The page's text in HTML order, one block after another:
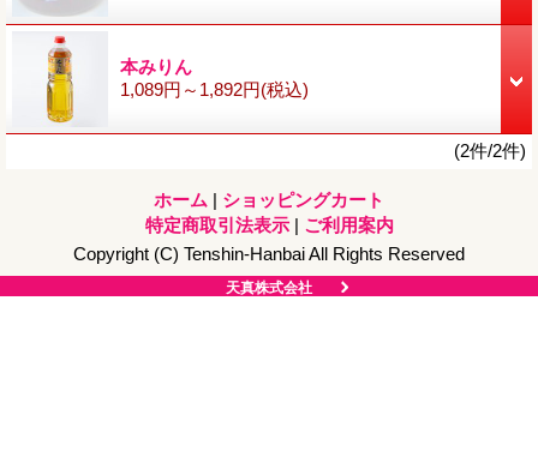
本みりん
1,089円～1,892円(税込)
(2件/2件)
ホーム | ショッピングカート
特定商取引法表示 | ご利用案内
Copyright (C) Tenshin-Hanbai All Rights Reserved
天真株式会社